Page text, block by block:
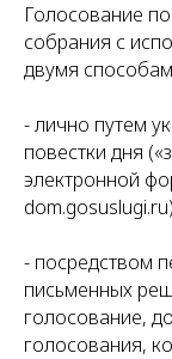
Голосование
собрания с
двумя
- лично путем
повестки дня
электронной
- посредством
письменных
голосование,
голосования,